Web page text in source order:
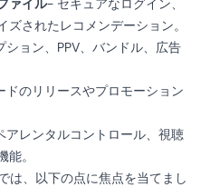
ァイル- セキュアなログイン、
されたレコメンデーション。
ョン、PPV、バンドル、広告
ドのリリースやプロモーション
アレンタルコントロール、視聴
。
は、以下の点に焦点を当てまし